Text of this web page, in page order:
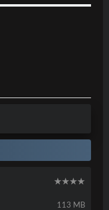
★★★★
113 MB